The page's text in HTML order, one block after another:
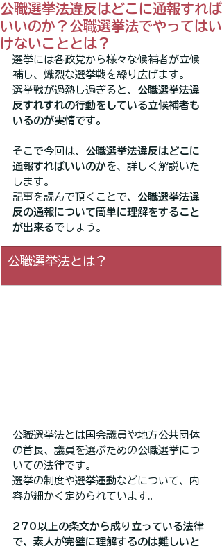
公職選挙法違反はどこに通報すれば
いいのか？公職選挙法でやってはい
けないこととは？
選挙には各政党から様々な候補者が立候
補し、熾烈な選挙戦を繰り広げます。
選挙戦が過熱し過ぎると、 公職選挙法違
反すれすれの行動をしている立候補者も
いるのが実情です。
そこで今回は、 公職選挙法違反はどこに
通報すればいいのかを、詳しく解説いた
します。
記事を読んで頂くことで、 公職選挙法違
反の通報について簡単に理解をすること
が出来るでしょう。
公職選挙法とは？
公職選挙法とは国会議員や地方公共団体
の首長、議員を選ぶための公職選挙につ
いての法律です。
選挙の制度や選挙運動などについて、内
容が細かく定められています。
270以上の条文から成り立っている法律
で、素人が完璧に理解するのは難しいと